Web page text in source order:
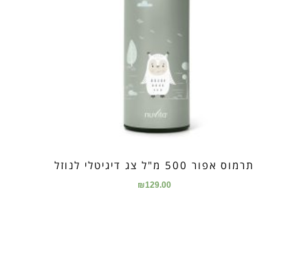
תרמוס אפור 500 מ"ל צג דיגיטלי לנוזל
₪129.00